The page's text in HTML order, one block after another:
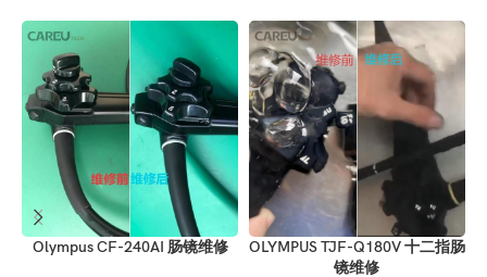
Olympus CF-240AI 肠镜维修
OLYMPUS TJF-Q180V 十二指肠
镜维修